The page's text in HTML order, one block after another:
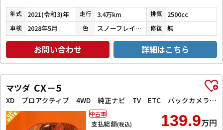
年式 2021(令和3)年 走行 3.4万km 排気 2500cc
車検 2028年5月 色 スノーフレイクホワイトパールマイカ 修復 無
お問い合わせ 詳細はこちら
マツダ CX－5
XD プロアクティブ 4WD 純正ナビ TV ETC バックカメラ クリアランスソナー オートクルーズコントロール レーンアシスト 衝突被害軽減システム オートライト LEDヘッドランプ 電動リアゲート アルミホイール
支払総額(税込) 139.9万円
中古車